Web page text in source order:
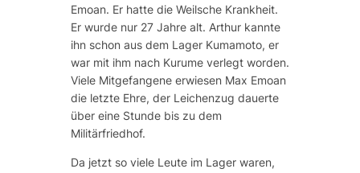
Emoan. Er hatte die Weilsche Krankheit.
Er wurde nur 27 Jahre alt. Arthur kannte
ihn schon aus dem Lager Kumamoto, er
war mit ihm nach Kurume verlegt worden.
Viele Mitgefangene erwiesen Max Emoan
die letzte Ehre, der Leichenzug dauerte
über eine Stunde bis zu dem
Militärfriedhof.
Da jetzt so viele Leute im Lager waren,